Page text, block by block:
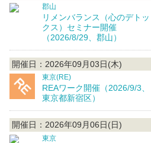
郡山
リメンバランス（心のデトッ
クス）セミナー開催
（2026/8/29、郡山）
開催日：2026年09月03日(木)
東京(RE)
REAワーク開催（2026/9/3、
東京都新宿区）
開催日：2026年09月06日(日)
東京